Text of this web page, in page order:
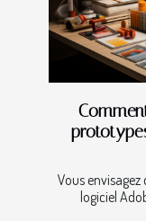
Vous
logiciel